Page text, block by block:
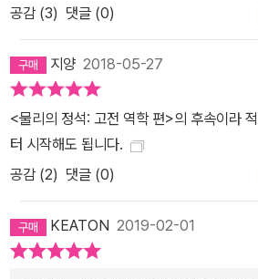
『블랙홀 전쟁』, 『물리의 정석: 고전 역학 편
정확한 한국어 설명을 제공하고 있다. 「어른
의 정석 특강」 등 직접 나서서 「고전 역학 편
것처럼, 이번 「양자 역학 편」 역시 출간 직
이 수차례 예정되어 있다. 뿐만 아니라 ㈜사
이종필 교수가 감수한 연습 문제 풀이집 『
역학 편』을 책 구매 독자 전원에게 사은품으로 제공할 예정이다. 솔루
션을 통해 독자들은 책의 연습 문제를 통한 ‘
효과적으로 할 수 있다. 유튜브 무료 강의와
공감 (3) 댓글 (0)
지양 2018-05-27
<물리의 정석: 고전 역학 편>의 후속이라
터 시작해도 됩니다.
공감 (2) 댓글 (0)
KEATON 2019-02-01